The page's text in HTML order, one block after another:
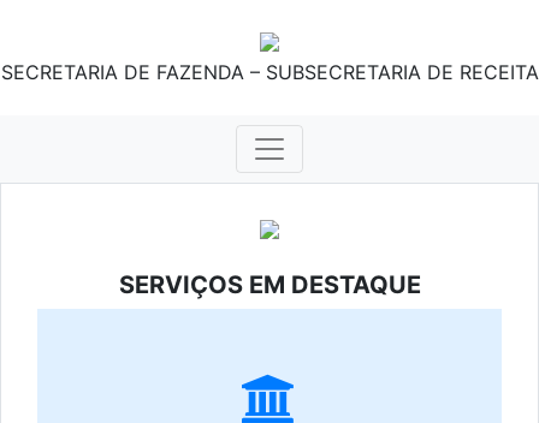
SECRETARIA DE FAZENDA – SUBSECRETARIA DE RECEITA
SERVIÇOS EM DESTAQUE